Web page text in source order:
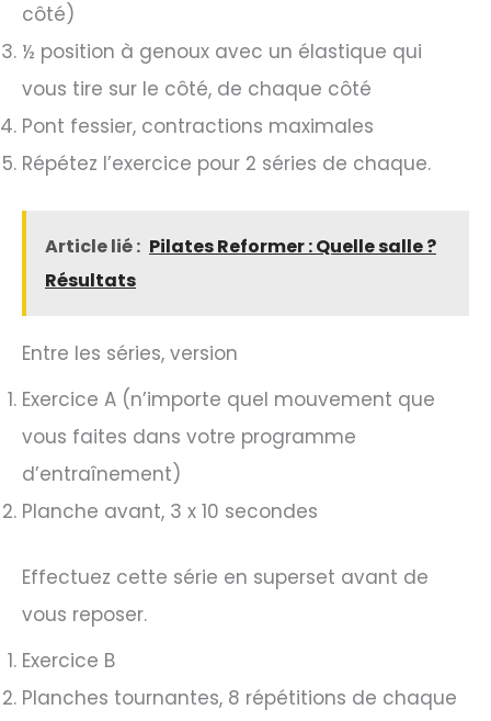
côté)
½ position à genoux avec un élastique qui
vous tire sur le côté, de chaque côté
Pont fessier, contractions maximales
Répétez l’exercice pour 2 séries de chaque.
Article lié : Pilates Reformer : Quelle salle ?
Résultats
Entre les séries, version
Exercice A (n’importe quel mouvement que
vous faites dans votre programme
d’entraînement)
Planche avant, 3 x 10 secondes
Effectuez cette série en superset avant de
vous reposer.
Exercice B
Planches tournantes, 8 répétitions de chaque